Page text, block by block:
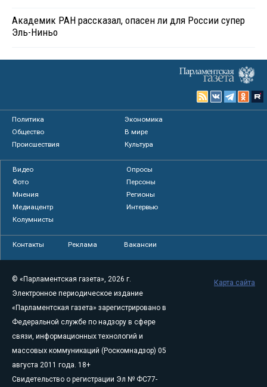
Академик РАН рассказал, опасен ли для России супер
Эль-Ниньо
Политика
Экономика
Общество
В мире
Происшествия
Культура
Видео
Опросы
Фото
Персоны
Мнения
Регионы
Медиацентр
Интервью
Колумнисты
Контакты Реклама Вакансии
© «Парламентская газета», 2026 г.
Электронное периодическое издание
«Парламентская газета» зарегистрировано в
Федеральной службе по надзору в сфере
связи, информационных технологий и
массовых коммуникаций (Роскомнадзор) 05
августа 2011 года. 18+
Свидетельство о регистрации Эл № ФС77-
Карта сайта